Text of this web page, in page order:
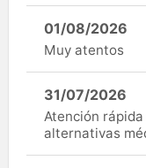
01/08/2026
Muy atentos
31/07/2026
Atención
alternativas